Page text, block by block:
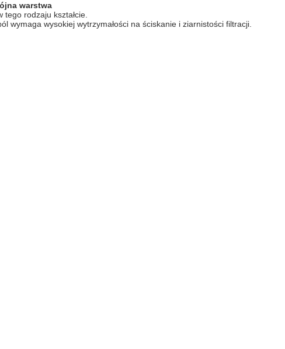
warstwa
rodzaju kształcie.
wymaga wysokiej wytrzymałości na ściskanie i ziarnistości filtracji.